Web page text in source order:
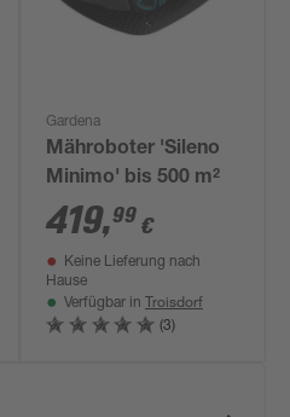
Gardena
Mähroboter 'Sileno
Minimo' bis 500 m²
419,99 €
Keine Lieferung nach
Hause
Verfügbar in Troisdorf
(3)